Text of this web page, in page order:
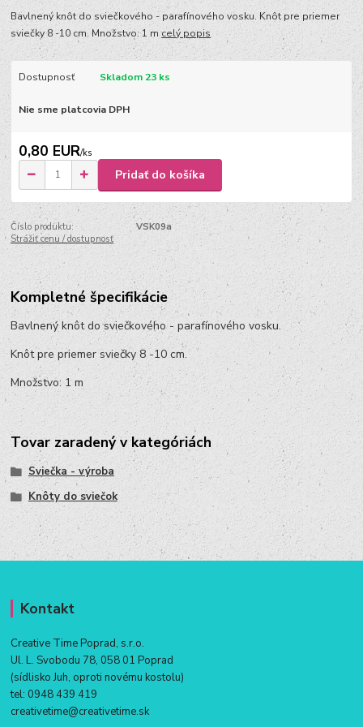
Bavlnený knôt do sviečkového - parafínového vosku. Knôt pre priemer
sviečky 8 -10 cm. Množstvo: 1 mcelý popis
Dostupnosť Skladom 23 ks
Nie sme platcovia DPH
0,80 EUR/ks
Pridať do košíka
Číslo produktu:
VSK09a
Strážiť cenu / dostupnosť
Kompletné špecifikácie
Bavlnený knôt do sviečkového - parafínového vosku.
Knôt pre priemer sviečky 8 -10 cm.
Množstvo: 1 m
Tovar zaradený v kategóriách
Sviečka - výroba
Knôty do sviečok
Kontakt
Creative Time Poprad, s.r.o.
Ul. L. Svobodu 78, 058 01 Poprad
(sídlisko Juh, oproti novému kostolu)
tel: 0948 439 419
creativetime@creativetime.sk